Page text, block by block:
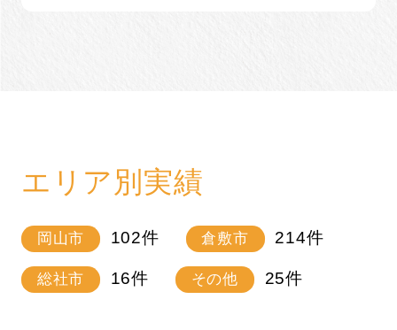
エリア別実績
岡山市 102件 倉敷市 214件
総社市 16件 その他 25件